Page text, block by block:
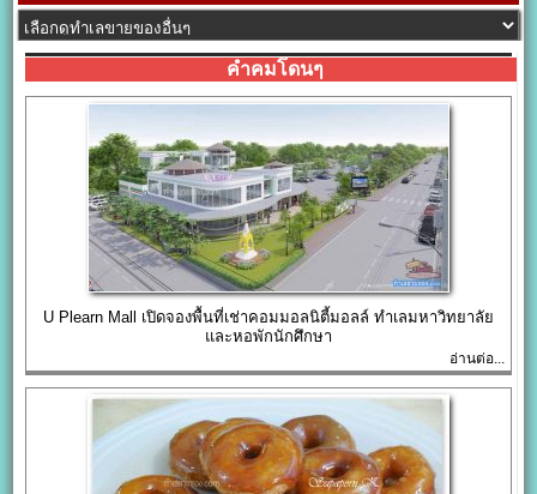
คำคมโดนๆ
U Plearn Mall เปิดจองพื้นที่เช่าคอมมอลนิตี้มอลล์ ทำเลมหาวิทยาลัย
และหอพักนักศึกษา
อ่านต่อ...